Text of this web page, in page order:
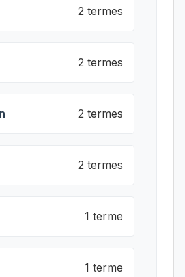
2 termes
2 termes
2 termes
2 termes
1 terme
1 terme